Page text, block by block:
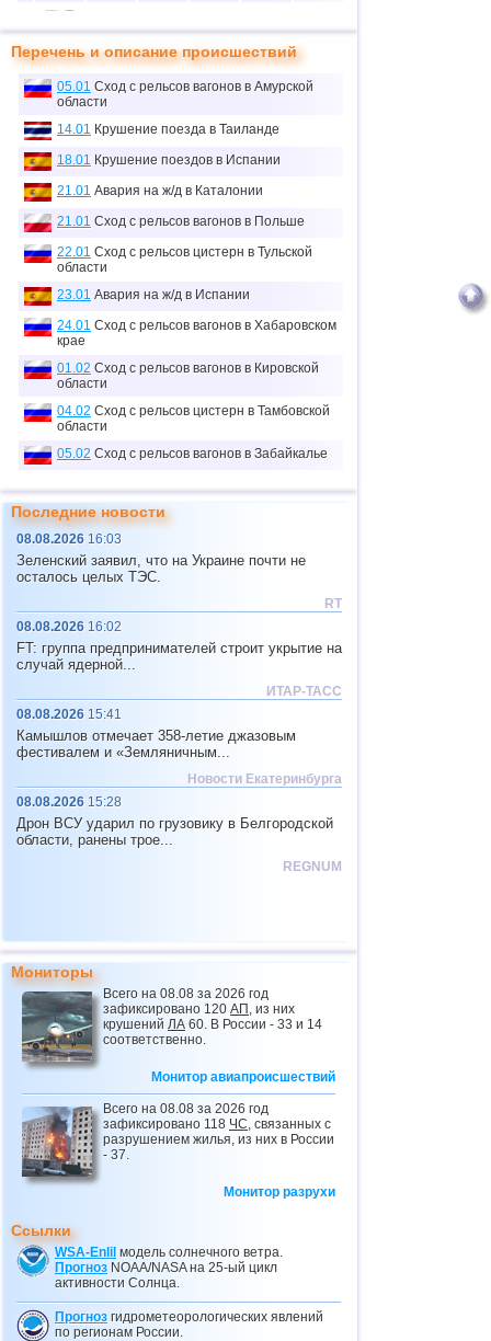
11 16 4 1 0
12 2 1 1 40 98
13 2 0 0 0
14 1 0 0 0
Перечень и описание происшествий
05.01 Сход с рельсов вагонов в Амурской
области
14.01 Крушение поезда в Таиланде
18.01 Крушение поездов в Испании
21.01 Авария на ж/д в Каталонии
21.01 Сход с рельсов вагонов в Польше
22.01 Сход с рельсов цистерн в Тульской
области
23.01 Авария на ж/д в Испании
24.01 Сход с рельсов вагонов в Хабаровском
крае
01.02 Сход с рельсов вагонов в Кировской
области
04.02 Сход с рельсов цистерн в Тамбовской
области
05.02 Сход с рельсов вагонов в Забайкалье
крае
12.02Провал грунта в Китае
02.03 Столкновение поездов в Пермском
крае
Сход с рельсов вагонов в Тамбовской
области
15.03 Сход с рельсов вагонов в Татарстане
22.03 ДТПс автобусом на ж/д переезде в
03.04Крушение поезда в Ульяновской
области
07.04Авария на ж/д переезде на севере
23.04Столкновение поездов в Дании
28.04Столкновение поездов в Индонезии
Сход с рельсов вагонов в Литве
13.06Потоп в Москве
25.06Серия землетрясений магнитудами
более 7 в Венесуэле
25.06 Сход с рельсов вагона на западе
Польши
Авария на ж/д в Германии
01.07Сход с рельсов вагонов в США
02.07Сход с рельсов вагонов в Татарстане
04.07Сход вагонов с рельсов в
крае
18.07Потоп в Нью-Йорке
25.07Повторный блэкаут в Грузии
27.07Пожар в метро Барселоны
Последние новости
08.08.2026 16:03
Зеленский заявил, что на Украине почти не
осталось целых ТЭС.
RT
08.08.2026 16:02
FT: группа предпринимателей строит укрытие на
случай ядерной...
ИТАР-ТАСС
08.08.2026 15:41
Камышлов отмечает 358-летие джазовым
фестивалем и «Земляничным...
Новости Екатеринбурга
08.08.2026 15:28
Дрон ВСУ ударил по грузовику в Белгородской
области, ранены трое...
REGNUM
Мониторы
Всего на 08.08 за 2026 год
зафиксировано 120 АП , из них
крушений ЛА 60. В России - 33 и 14
соответственно.
Монитор авиапроисшествий
Всего на 08.08 за 2026 год
зафиксировано 118 ЧС, связанных с
разрушением жилья, из них в России
- 37.
Монитор разрухи
Ссылки
WSA-Enlil модель солнечного ветра.
Прогноз NOAA/NASA на 25-ый цикл
активности Солнца.
Прогноз гидрометеорологических явлений
по регионам России.